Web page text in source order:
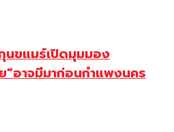
นขแมร์เปิดมุมมอง
”อาจมีมาก่อนกำแพงนคร